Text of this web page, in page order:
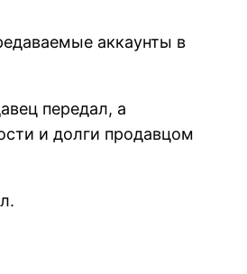
аккаунты в
передал, а
и долги продавцом